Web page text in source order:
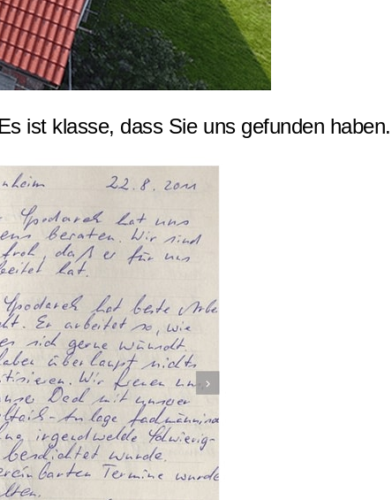
ist klasse, dass Sie uns gefunden haben.